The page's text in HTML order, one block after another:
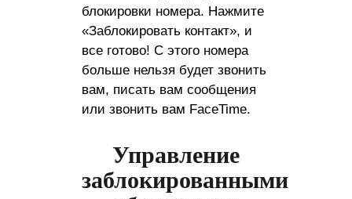
блокировки номера. Нажмите
«Заблокировать контакт», и
все готово! С этого номера
больше нельзя будет звонить
вам, писать вам сообщения
или звонить вам FaceTime.
Управление
заблокированными